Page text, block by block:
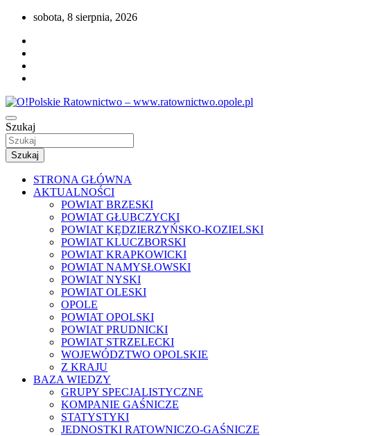
Przejdź
treści
sobota, 8 sierpnia, 2026
O!Polskie Ratownictwo – www.ratownictwo.opole.pl
Portal opolskiego i polskiego ratownictwa.
Szukaj
Szukaj
STRONA GŁÓWNA
AKTUALNOŚCI
POWIAT BRZESKI
POWIAT GŁUBCZYCKI
POWIAT KĘDZIERZYŃSKO-KOZIELSKI
POWIAT KLUCZBORSKI
POWIAT KRAPKOWICKI
POWIAT NAMYSŁOWSKI
POWIAT NYSKI
POWIAT OLESKI
OPOLE
POWIAT OPOLSKI
POWIAT PRUDNICKI
POWIAT STRZELECKI
WOJEWÓDZTWO OPOLSKIE
Z KRAJU
BAZA WIEDZY
GRUPY SPECJALISTYCZNE
KOMPANIE GAŚNICZE
STATYSTYKI
JEDNOSTKI RATOWNICZO-GAŚNICZE